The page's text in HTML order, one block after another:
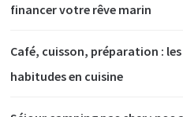
financer votre rêve marin
Café, cuisson, préparation :
habitudes en cuisine